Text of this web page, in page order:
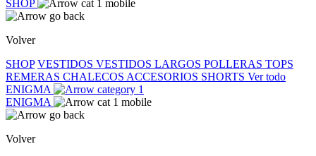
SHOP
Volver
SHOP VESTIDOS VESTIDOS LARGOS POLLERAS TOPS
REMERAS CHALECOS ACCESORIOS SHORTS Ver todo
ENIGMA
ENIGMA
Volver